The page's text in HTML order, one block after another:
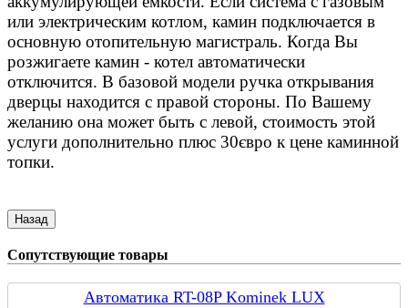
или электрическим котлом, камин подключается в
основную отопительную магистраль. Когда Вы
розжигаете камин - котел автоматически
отключится. В базовой модели ручка открывания
дверцы находится с правой стороны. По Вашему
желанию она может быть с левой, стоимость этой
услуги дополнительно плюс 30євро к цене каминной
топки.
Сопутствующие товары
Автоматика RT-08P Kominek LUX